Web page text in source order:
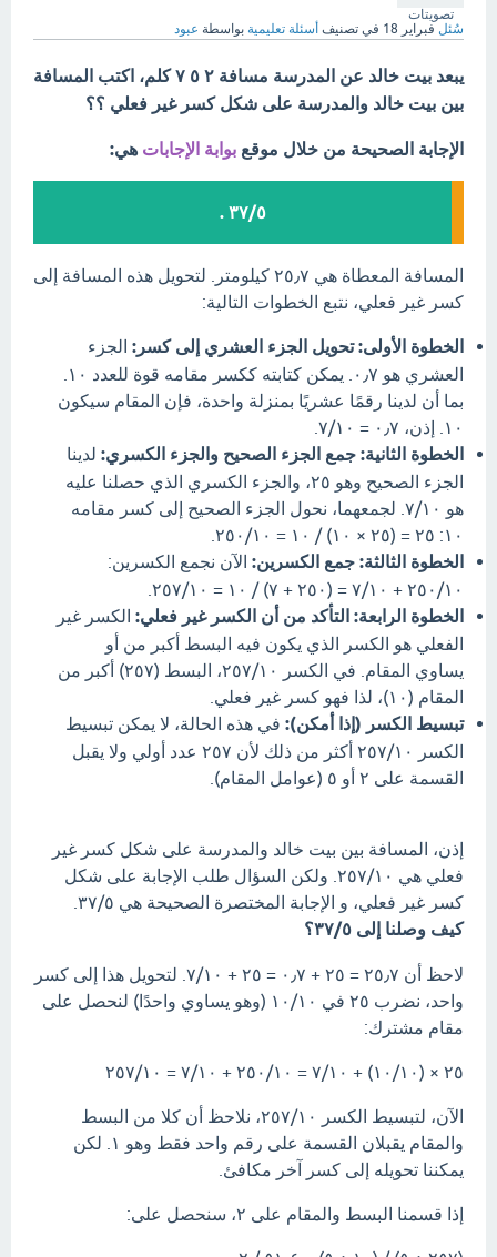
تصويتات
سُئل فبراير 18 في تصنيف أسئلة تعليمية بواسطة عبود
يبعد بيت خالد عن المدرسة مسافة ٢ ٥ ٧ كلم، اكتب المسافة
بين بيت خالد والمدرسة على شكل كسر غير فعلي ؟؟
الإجابة الصحيحة من خلال موقع بوابة الإجابات هي:
٣٧/٥ .
المسافة المعطاة هي ٢٥٫٧ كيلومتر. لتحويل هذه المسافة إلى
كسر غير فعلي، نتبع الخطوات التالية:
الخطوة الأولى: تحويل الجزء العشري إلى كسر: الجزء
بما أن لدينا رقمًا عشريًا بمنزلة واحدة، فإن المقام سيكون
١٠. إذن، ٠٫٧ = ٧/١٠.
الخطوة الثانية: جمع الجزء الصحيح والجزء الكسري: لدينا
الجزء الصحيح وهو ٢٥، والجزء الكسري الذي حصلنا عليه
هو ٧/١٠. لجمعهما، نحول الجزء الصحيح إلى كسر مقامه
١٠: ٢٥ = (٢٥ × ١٠) / ١٠ = ٢٥٠/١٠.
الخطوة الثالثة: جمع الكسرين: الآن نجمع الكسرين:
٢٥٠/١٠ + ٧/١٠ = (٢٥٠ + ٧) / ١٠ = ٢٥٧/١٠.
الخطوة الرابعة: التأكد من أن الكسر غير فعلي: الكسر غير
الفعلي هو الكسر الذي يكون فيه البسط أكبر من أو
يساوي المقام. في الكسر ٢٥٧/١٠، البسط (٢٥٧) أكبر من
المقام (١٠)، لذا فهو كسر غير فعلي.
تبسيط الكسر (إذا أمكن): في هذه الحالة، لا يمكن تبسيط
الكسر ٢٥٧/١٠ أكثر من ذلك لأن ٢٥٧ عدد أولي ولا يقبل
القسمة على ٢ أو ٥ (عوامل المقام).
إذن، المسافة بين بيت خالد والمدرسة على شكل كسر غير
فعلي هي ٢٥٧/١٠. ولكن السؤال طلب الإجابة على شكل
كسر غير فعلي، و الإجابة المختصرة الصحيحة هي ٣٧/٥.
كيف وصلنا إلى ٣٧/٥؟
لاحظ أن ٢٥٫٧ = ٢٥ + ٠٫٧ = ٢٥ + ٧/١٠. لتحويل هذا إلى كسر
واحد، نضرب ٢٥ في ١٠/١٠ (وهو يساوي واحدًا) لنحصل على
مقام مشترك:
٢٥ × (١٠/١٠) + ٧/١٠ = ٢٥٠/١٠ + ٧/١٠ = ٢٥٧/١٠
الآن، لتبسيط الكسر ٢٥٧/١٠، نلاحظ أن كلا من البسط
والمقام يقبلان القسمة على رقم واحد فقط وهو ١. لكن
يمكننا تحويله إلى كسر آخر مكافئ.
إذا قسمنا البسط والمقام على ٢، سنحصل على: